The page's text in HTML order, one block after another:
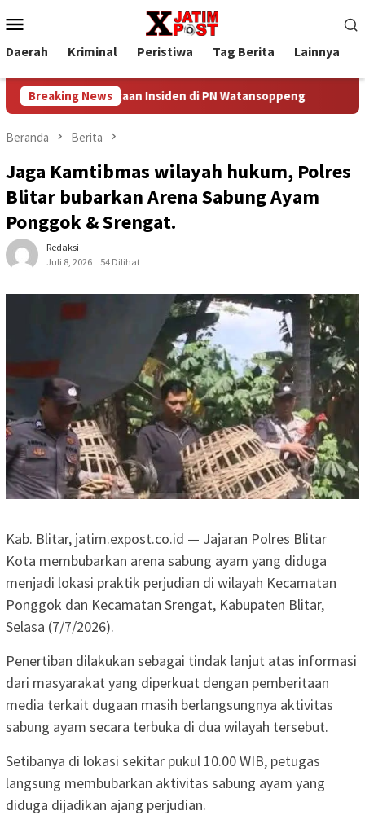
ke
kontenMobile
Daerah Kriminal Peristiwa Tag Berita Lainnya
Breaking News
Soroti Dugaan Insiden di PN Watansoppeng
Beranda Berita
Jaga Kamtibmas wilayah hukum, Polres
Blitar bubarkan Arena Sabung Ayam
Ponggok & Srengat.
Redaksi
Juli 8, 2026
54 Dilihat
Kab. Blitar, jatim.expost.co.id — Jajaran Polres Blitar
Kota membubarkan arena sabung ayam yang diduga
menjadi lokasi praktik perjudian di wilayah Kecamatan
Ponggok dan Kecamatan Srengat, Kabupaten Blitar,
Selasa (7/7/2026).
Penertiban dilakukan sebagai tindak lanjut atas informasi
dari masyarakat yang diperkuat dengan pemberitaan
media terkait dugaan masih berlangsungnya aktivitas
sabung ayam secara terbuka di dua wilayah tersebut.
Setibanya di lokasi sekitar pukul 10.00 WIB, petugas
langsung membubarkan aktivitas sabung ayam yang
diduga dijadikan ajang perjudian.